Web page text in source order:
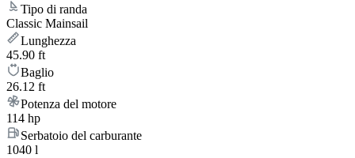
Tipo di randa
Classic Mainsail
Lunghezza
45.90 ft
Baglio
26.12 ft
Potenza del motore
114 hp
Serbatoio del carburante
1040 l